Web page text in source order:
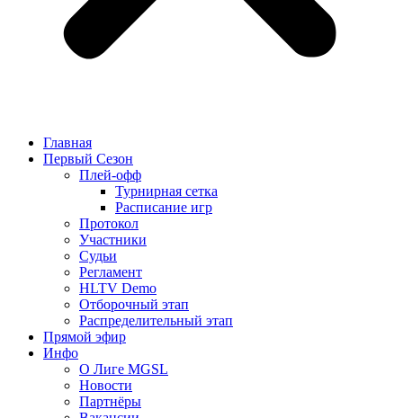
Главная
Первый Сезон
Плей-офф
Турнирная сетка
Расписание игр
Протокол
Участники
Судьи
Регламент
HLTV Demo
Отборочный этап
Распределительный этап
Прямой эфир
Инфо
О Лиге MGSL
Новости
Партнёры